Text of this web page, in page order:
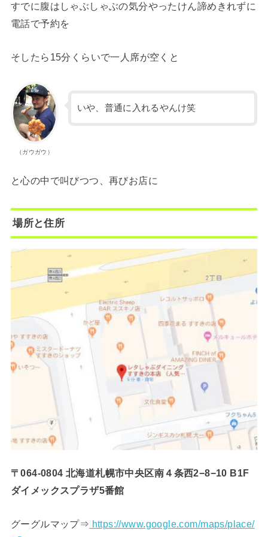
すでに腹はしゃぶしゃぶの気分やったけん諦めきれずに
電話で予約を
そしたら15分くらいで一人席が空くと
（ガウガウ）
いや、普通に入れるやんけ笑
と心の中で叫びつつ、再びお店に
場所と住所
〒064-0804 北海道札幌市中央区南４条西2−8−10 B1F
ダイメックスプラザ5番館
グーグルマップ⇒ https://www.google.com/maps/place/